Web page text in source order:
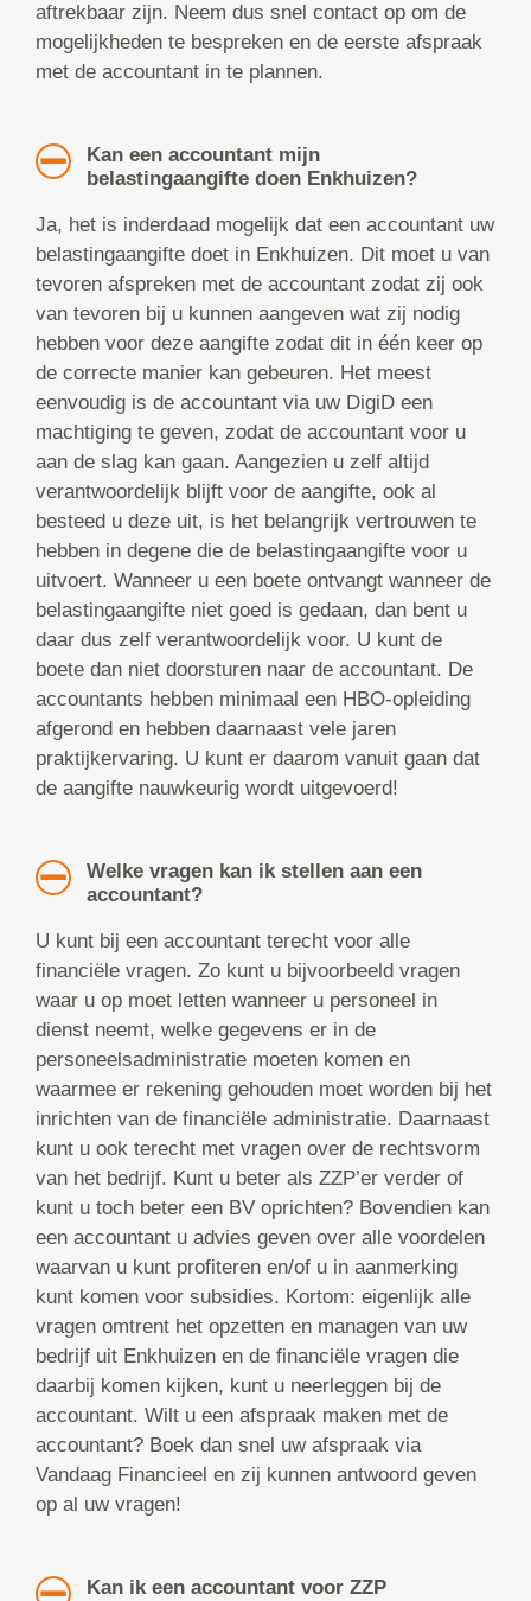
aftrekbaar zijn. Neem dus snel contact op om de
mogelijkheden te bespreken en de eerste afspraak
met de accountant in te plannen.
Kan een accountant mijn
belastingaangifte doen Enkhuizen?
Ja, het is inderdaad mogelijk dat een accountant uw
belastingaangifte doet in Enkhuizen. Dit moet u van
tevoren afspreken met de accountant zodat zij ook
van tevoren bij u kunnen aangeven wat zij nodig
hebben voor deze aangifte zodat dit in één keer op
de correcte manier kan gebeuren. Het meest
eenvoudig is de accountant via uw DigiD een
machtiging te geven, zodat de accountant voor u
aan de slag kan gaan. Aangezien u zelf altijd
verantwoordelijk blijft voor de aangifte, ook al
besteed u deze uit, is het belangrijk vertrouwen te
hebben in degene die de belastingaangifte voor u
uitvoert. Wanneer u een boete ontvangt wanneer de
belastingaangifte niet goed is gedaan, dan bent u
daar dus zelf verantwoordelijk voor. U kunt de
boete dan niet doorsturen naar de accountant. De
accountants hebben minimaal een HBO-opleiding
afgerond en hebben daarnaast vele jaren
praktijkervaring. U kunt er daarom vanuit gaan dat
de aangifte nauwkeurig wordt uitgevoerd!
Welke vragen kan ik stellen aan een
accountant?
U kunt bij een accountant terecht voor alle
financiële vragen. Zo kunt u bijvoorbeeld vragen
waar u op moet letten wanneer u personeel in
dienst neemt, welke gegevens er in de
personeelsadministratie moeten komen en
waarmee er rekening gehouden moet worden bij het
inrichten van de financiële administratie. Daarnaast
kunt u ook terecht met vragen over de rechtsvorm
van het bedrijf. Kunt u beter als ZZP’er verder of
kunt u toch beter een BV oprichten? Bovendien kan
een accountant u advies geven over alle voordelen
waarvan u kunt profiteren en/of u in aanmerking
kunt komen voor subsidies. Kortom: eigenlijk alle
vragen omtrent het opzetten en managen van uw
bedrijf uit Enkhuizen en de financiële vragen die
daarbij komen kijken, kunt u neerleggen bij de
accountant. Wilt u een afspraak maken met de
accountant? Boek dan snel uw afspraak via
Vandaag Financieel en zij kunnen antwoord geven
op al uw vragen!
Kan ik een accountant voor ZZP